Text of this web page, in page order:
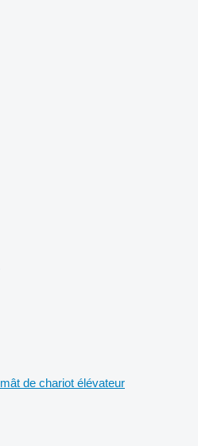
mât de chariot élévateur